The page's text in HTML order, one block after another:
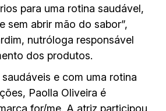
para uma rotina saudável,
sem abrir mão do sabor”,
nutróloga responsável
dos produtos.
e com uma rotina
Paolla Oliveira é